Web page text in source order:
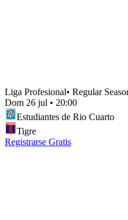
Liga Profesional• Regular
Dom 26 jul • 20:00
Estudiantes de Rio Cuarto
Tigre
Registrarse Gratis